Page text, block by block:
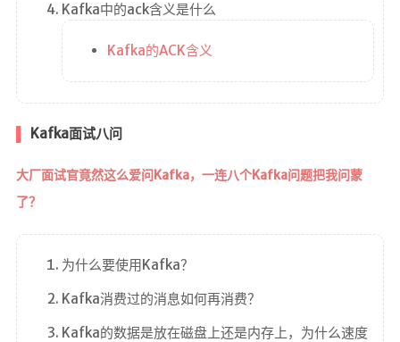
Kafka中的ack含义是什么
Kafka的ACK含义
Kafka面试八问
大厂面试官竟然这么爱问Kafka，一连八个Kafka问题把我问蒙
了？
为什么要使用Kafka？
Kafka消费过的消息如何再消费？
Kafka的数据是放在磁盘上还是内存上，为什么速度